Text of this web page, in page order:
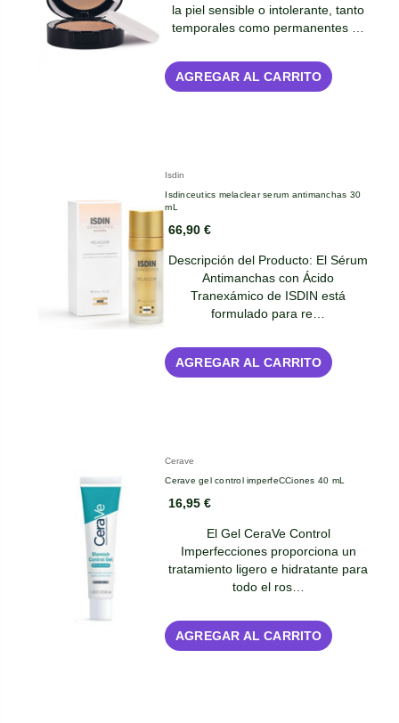
la piel sensible o intolerante, tanto
temporales como permanentes …
AGREGAR AL CARRITO
Isdin
Isdinceutics melaclear serum antimanchas 30
mL
66,90 €
Descripción del Producto: El Sérum
Antimanchas con Ácido
Tranexámico de ISDIN está
formulado para re…
AGREGAR AL CARRITO
Cerave
Cerave gel control imperfeCCiones 40 mL
16,95 €
El Gel CeraVe Control
Imperfecciones proporciona un
tratamiento ligero e hidratante para
todo el ros…
AGREGAR AL CARRITO